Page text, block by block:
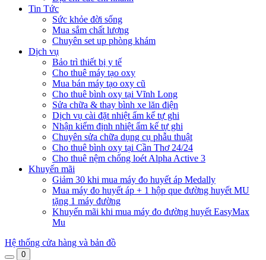
Tin Tức
Sức khỏe đời sống
Mua sắm chất lượng
Chuyên set up phòng khám
Dịch vụ
Bảo trì thiết bị y tế
Cho thuê máy tạo oxy
Mua bán máy tạo oxy cũ
Cho thuê bình oxy tại Vĩnh Long
Sửa chữa & thay bình xe lăn điện
Dịch vụ cài đặt nhiệt ẩm kế tự ghi
Nhận kiểm định nhiệt ẩm kế tự ghi
Chuyên sửa chữa dụng cụ phẫu thuật
Cho thuê bình oxy tại Cần Thơ 24/24
Cho thuê nệm chống loét Alpha Active 3
Khuyến mãi
Giảm 30 khi mua máy đo huyết áp Medally
Mua máy đo huyết áp + 1 hộp que đường huyết MU
tặng 1 máy đường
Khuyến mãi khi mua máy đo đường huyết EasyMax
Mu
Hệ thống cửa hàng và bản đồ
0